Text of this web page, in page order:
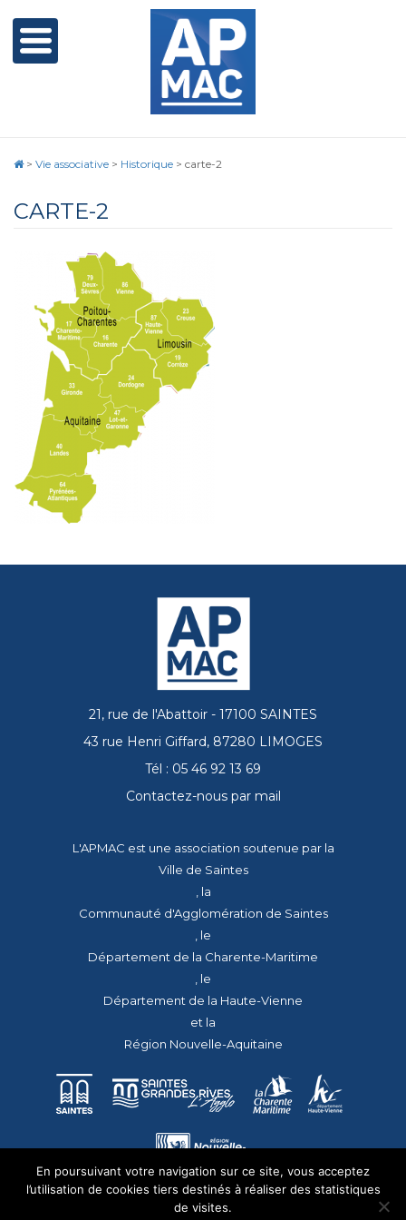
> Vie associative > Historique > carte-2
CARTE-2
21, rue de l'Abattoir - 17100 SAINTES
43 rue Henri Giffard, 87280 LIMOGES
Tél : 05 46 92 13 69
Contactez-nous par mail
L'APMAC est une association soutenue par la
Ville de Saintes
, la
Communauté d'Agglomération de Saintes
, le
Département de la Charente-Maritime
, le
Département de la Haute-Vienne
et la
Région Nouvelle-Aquitaine
En poursuivant votre navigation sur ce site, vous acceptez
l’utilisation de cookies tiers destinés à réaliser des statistiques
de visites.